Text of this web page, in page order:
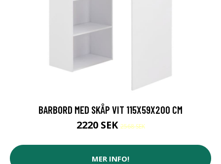
BARBORD MED SKÅP VIT 115X59X200 CM
2220 SEK2568 SEK
MER INFO!